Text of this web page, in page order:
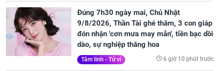
Đúng 7h30 ngày mai, Chủ Nhật
9/8/2026, Thần Tài ghé thăm, 3 con giáp
đón nhận 'cơn mưa may mắn', tiền bạc dồi
dào, sự nghiệp thăng hoa
Tâm linh - Tử vi 6 giờ 10 phút trước